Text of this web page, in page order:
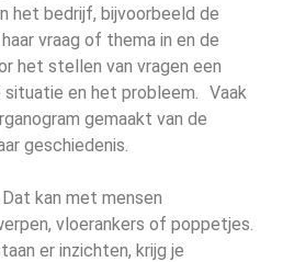
het bedrijf, bijvoorbeeld de
vraag of thema in en de
het stellen van vragen een
situatie en het probleem. Vaak
gemaakt van de
geschiedenis.
kan met mensen
vloerankers of poppetjes.
er inzichten, krijg je